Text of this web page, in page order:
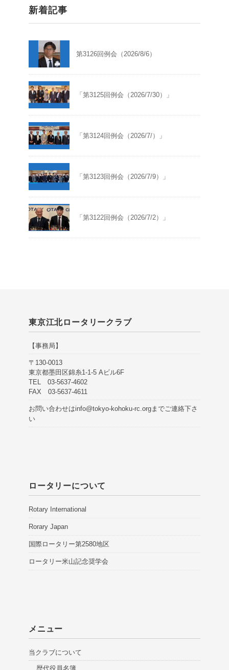
新着記事
第3126回例会（2026/8/6）
「第3125回例会（2026/7/30）」
「第3124回例会（2026/7/）」
「第3123回例会（2026/7/9）」
「第3122回例会（2026/7/2）」
東京江北ロータリークラブ
【事務局】
〒130-0013
東京都墨田区錦糸1-1-5 Aビル6F
TEL 03-5637-4602
FAX 03-5637-4611
お問い合わせはinfo@tokyo-kohoku-rc.org までご連絡下さ
い
ロータリーについて
Rotary International
Rorary Japan
国際ロータリー第2580地区
ロータリー米山記念奨学会
メニュー
当クラブについて
歴代役員名簿